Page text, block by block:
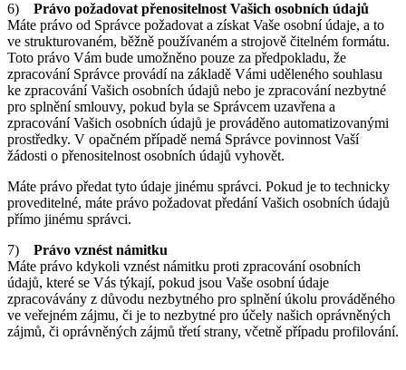
6) Právo požadovat přenositelnost Vašich osobních údajů
Máte právo od Správce požadovat a získat Vaše osobní údaje, a to
ve strukturovaném, běžně používaném a strojově čitelném formátu.
Toto právo Vám bude umožněno pouze za předpokladu, že
zpracování Správce provádí na základě Vámi uděleného souhlasu
ke zpracování Vašich osobních údajů nebo je zpracování nezbytné
pro splnění smlouvy, pokud byla se Správcem uzavřena a
zpracování Vašich osobních údajů je prováděno automatizovanými
prostředky. V opačném případě nemá Správce povinnost Vaší
žádosti o přenositelnost osobních údajů vyhovět.
Máte právo předat tyto údaje jinému správci. Pokud je to technicky
proveditelné, máte právo požadovat předání Vašich osobních údajů
přímo jinému správci.
7) Právo vznést námitku
Máte právo kdykoli vznést námitku proti zpracování osobních
údajů, které se Vás týkají, pokud jsou Vaše osobní údaje
zpracovávány z důvodu nezbytného pro splnění úkolu prováděného
ve veřejném zájmu, či je to nezbytné pro účely našich oprávněných
zájmů, či oprávněných zájmů třetí strany, včetně případu profilování.